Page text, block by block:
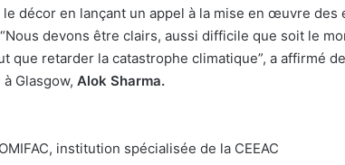
le décor en lançant un appel à la mise en œuvre des
devons être clairs, aussi difficile que soit le
que retarder la catastrophe climatique”, a affirmé
Glasgow, Alok Sharma.
institution spécialisée de la CEEAC